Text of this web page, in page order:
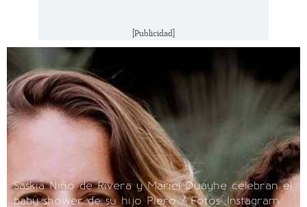
[Publicidad]
Saskia Niño de Rivera y Mariel Duayhe celebran el
baby shower de su hijo Piero / Fotos: Instagram